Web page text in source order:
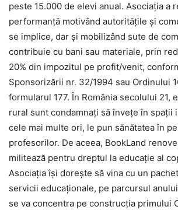
peste 15.000 de elevi anual. Asociația a
performanță motivând autoritățile și
se implice, dar și mobilizând sute de
contribuie cu bani sau materiale, prin
20% din impozitul pe profit/venit,
Sponsorizării nr. 32/1994 sau Ordinului
formularul 177. În România secolului 21,
rural sunt condamnați să învețe în spații
cele mai multe ori, le pun sănătatea în
profesorilor. De aceea, BookLand
militează pentru dreptul la educație al
Asociația își dorește să vina cu un
servicii educaționale, pe parcursul
se va concentra pe construcția primului